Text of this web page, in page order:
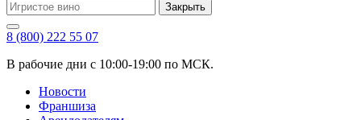
Закрыть
8 (800) 222 55 07
В рабочие дни с 10:00-19:00 по МСК.
Новости
Франшиза